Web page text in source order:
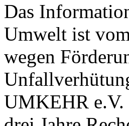
Das
Umwelt ist
wegen
UMKEHR e.V.